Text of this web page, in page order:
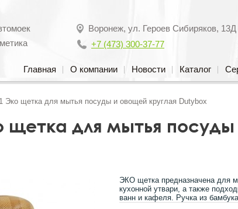
Воронеж, ул. Героев Сибиряков, 13Д
+7 (473) 300-37-77
Главная О компании Новости Каталог
Эко щетка для мытья посуды и овощей круглая Dutybox
щетка для мытья
ЭКО щетка предназначена для
кухонной утвари, а также
ванн и кафеля. Ручка из